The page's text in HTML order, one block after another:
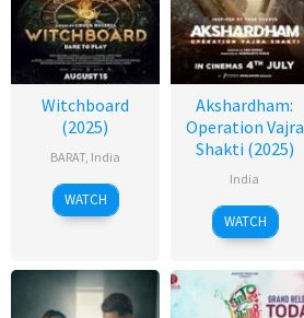
Witchboard
(2025)
BARAT, India
WATCH
Akshardham:
Operation Vajra
Shakti (2025)
India
WATCH